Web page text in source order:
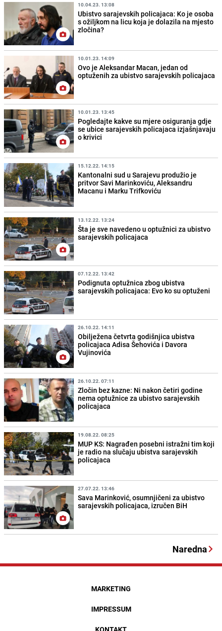
10.04.23. 13:08
Ubistvo sarajevskih policajaca: Ko je osoba
s ožiljkom na licu koja je dolazila na mjesto
zločina?
10.01.23. 14:09
Ovo je Aleksandar Macan, jedan od
optuženih za ubistvo sarajevskih policajaca
10.01.23. 13:45
Pogledajte kakve su mjere osiguranja gdje
se ubice sarajevskih policajaca izjašnjavaju
o krivici
15.12.22. 14:15
Kantonalni sud u Sarajevu produžio je
pritvor Savi Marinkoviću, Aleksandru
Macanu i Marku Trifkoviću
13.12.22. 13:24
Šta je sve navedeno u optužnici za ubistvo
sarajevskih policajaca
07.12.22. 13:42
Podignuta optužnica zbog ubistva
sarajevskih policajaca: Evo ko su optuženi
26.10.22. 14:11
Obilježena četvrta godišnjica ubistva
policajaca Adisa Šehovića i Davora
Vujinovića
26.10.22. 07:11
Zločin bez kazne: Ni nakon četiri godine
nema optužnice za ubistvo sarajevskih
policajaca
19.08.22. 08:25
MUP KS: Nagrađen posebni istražni tim koji
je radio na slučaju ubistva sarajevskih
policajaca
27.07.22. 13:46
Sava Marinković, osumnjičeni za ubistvo
sarajevskih policajaca, izručen BiH
Naredna
MARKETING
IMPRESSUM